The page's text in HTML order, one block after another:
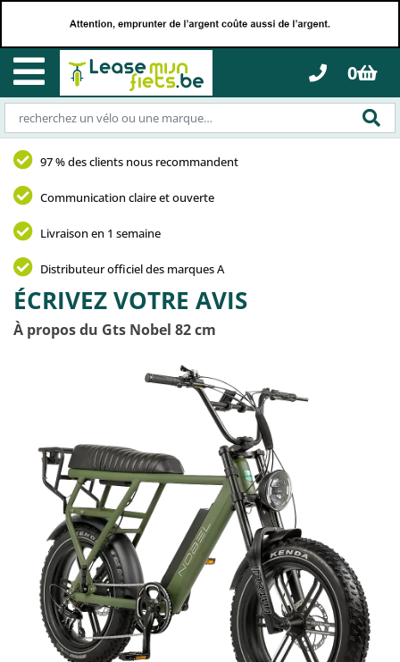
0
97 % des clients nous recommandent
Communication claire et ouverte
Livraison en 1 semaine
Distributeur officiel des marques A
ÉCRIVEZ VOTRE AVIS
À propos du Gts Nobel 82 cm